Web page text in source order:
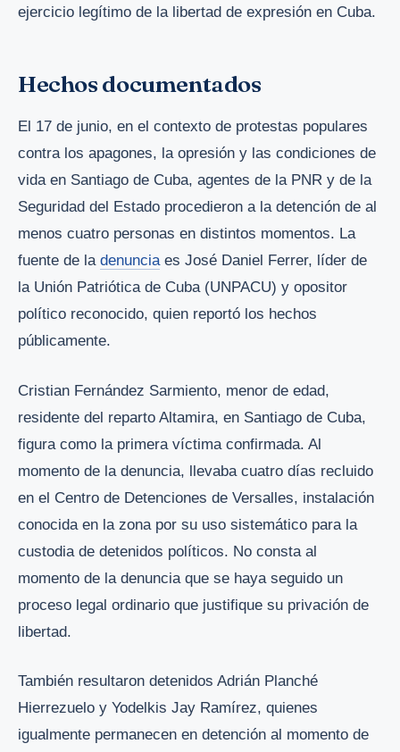
ejercicio legítimo de la libertad de expresión en Cuba.
Hechos documentados
El 17 de junio, en el contexto de protestas populares
contra los apagones, la opresión y las condiciones de
vida en Santiago de Cuba, agentes de la PNR y de la
Seguridad del Estado procedieron a la detención de al
menos cuatro personas en distintos momentos. La
fuente de la denunciaes José Daniel Ferrer, líder de
la Unión Patriótica de Cuba (UNPACU) y opositor
político reconocido, quien reportó los hechos
públicamente.
Cristian Fernández Sarmiento, menor de edad,
residente del reparto Altamira, en Santiago de Cuba,
figura como la primera víctima confirmada. Al
momento de la denuncia, llevaba cuatro días recluido
en el Centro de Detenciones de Versalles, instalación
conocida en la zona por su uso sistemático para la
custodia de detenidos políticos. No consta al
momento de la denuncia que se haya seguido un
proceso legal ordinario que justifique su privación de
libertad.
También resultaron detenidos Adrián Planché
Hierrezuelo y Yodelkis Jay Ramírez, quienes
igualmente permanecen en detención al momento de